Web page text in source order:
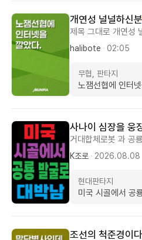
개연성 널널하신분
제목 그대로 개연성
지루한 부분도 몇 군
맞춤법도 이상한
모르겠지만 초반만
halibote · 02:05
무협, 판타지
노잼선협에 인터
사나이 심장을 웅
거대합체로봇 과 공
공룡이 좋아서 고생
가 갑자기 땅속상
잘 몰라서 고증이
아직까진 빌런이라
K조로 · 2026.08.08
현대판타지
미국 시골에서 공
조선의 척준경이다